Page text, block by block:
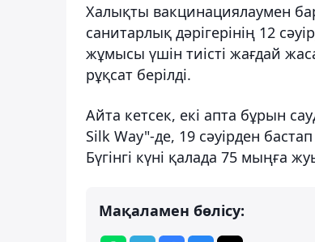
Халықты вакцинациялаумен
санитарлық дәрігерінің 12
жұмысы үшін тиісті жағдай
рұқсат берілді.
Айта кетсек, екі апта бұрын
Silk Way"-де, 19 сәуірден
Бүгінгі күні қалада 75 мыңға
Мақаламен бөлісу: